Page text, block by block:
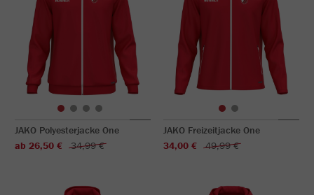
JAKO Polyesterjacke One
ab 26,50 €
34,99 €
JAKO Freizeitjacke One
34,00 €
49,99 €